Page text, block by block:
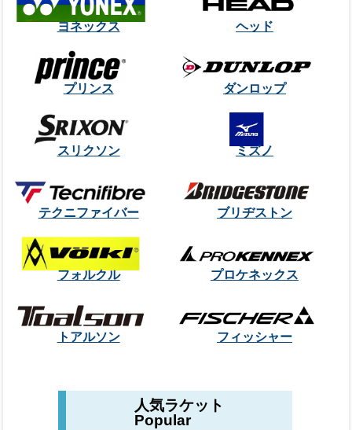
ヨネックス ヘッド
プリンス ダンロップ
スリクソン ミズノ
テクニファイバー ブリヂストン
フォルクル プロケネックス
トアルソン フィッシャー
人気ラケット
Popular